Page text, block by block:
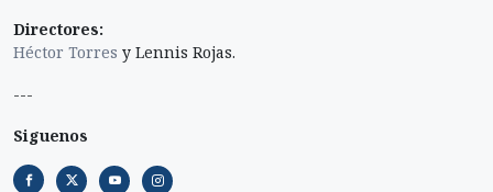
Directores:
Héctor Torres y Lennis Rojas.
---
Siguenos